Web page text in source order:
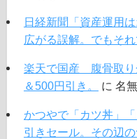
日経新聞「資産運用
広がる誤解。でもそれ
楽天で国産 腹骨取り
＆500円引き。
に 名
かつやで「カツ丼」
引きセール。その辺